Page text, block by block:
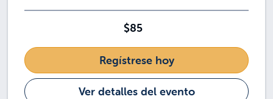
$85
Regístrese hoy
Ver detalles del evento